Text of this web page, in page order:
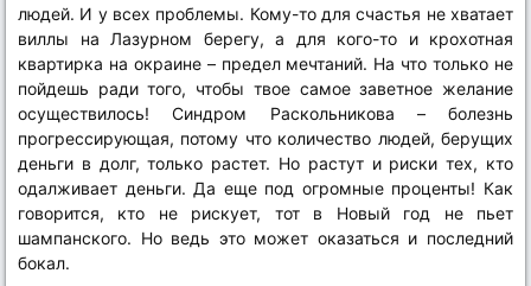
людей. И у всех проблемы. Кому-то для счастья не хватает
виллы на Лазурном берегу, а для кого-то и крохотная
квартирка на окраине – предел мечтаний. На что только не
пойдешь ради того, чтобы твое самое заветное желание
осуществилось! Синдром Раскольникова – болезнь
прогрессирующая, потому что количество людей, берущих
деньги в долг, только растет. Но растут и риски тех, кто
одалживает деньги. Да еще под огромные проценты! Как
говорится, кто не рискует, тот в Новый год не пьет
шампанского. Но ведь это может оказаться и последний
бокал.